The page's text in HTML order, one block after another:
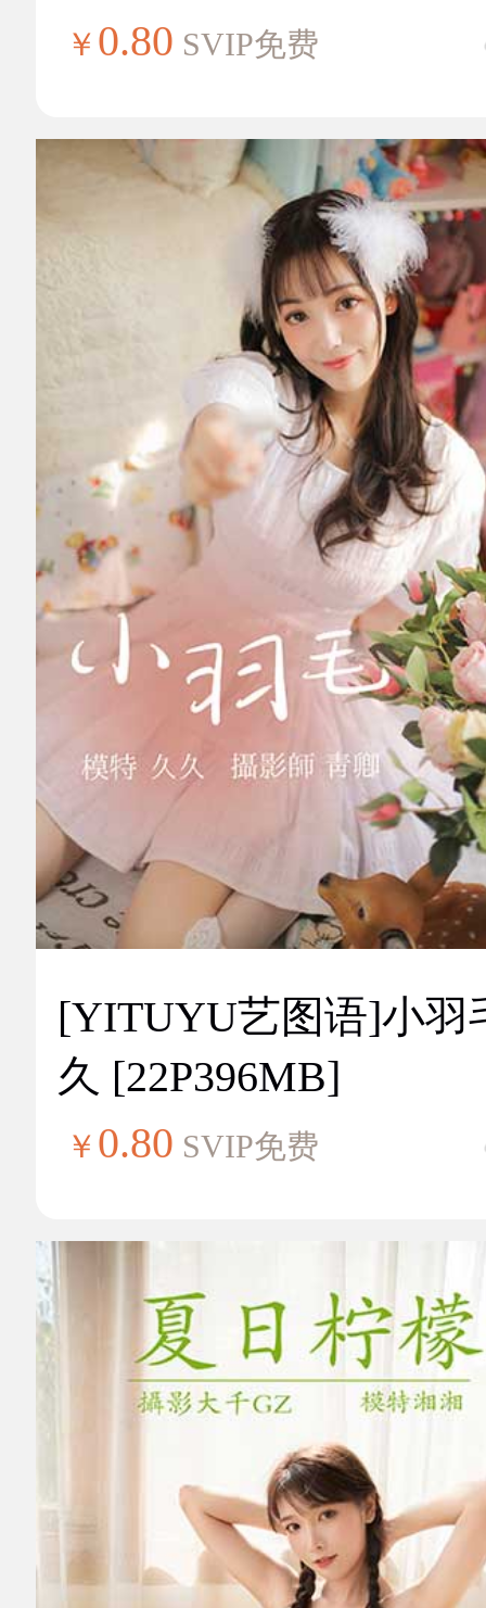
￥ 0.80 SVIP免费
[YITUYU艺图语]小羽
久 [22P396MB]
￥ 0.80 SVIP免费